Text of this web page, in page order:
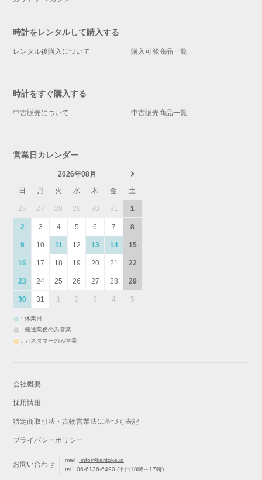
時計をレンタルして購入する
レンタル後購入について 購入可能商品一覧
時計をすぐ購入する
中古販売について 中古販売商品一覧
営業日カレンダー
2026年08月
日
月 火 水 木 金 土
26 27 28 29 30 31 1
2 3 4 5 6 7 8
9 10 11 12 13 14 15
16 17 18 19 20 21 22
23 24 25 26 27 28 29
30 31 1 2 3 4 5
：休業日
：発送業務のみ営業
：カスタマーのみ営業
会社概要
採用情報
特定商取引法・古物営業法に基づく表記
プライバシーポリシー
お問い合わせ
mail : info@karitoke.jp
tel :06-6136-6490 (平日10時～17時)